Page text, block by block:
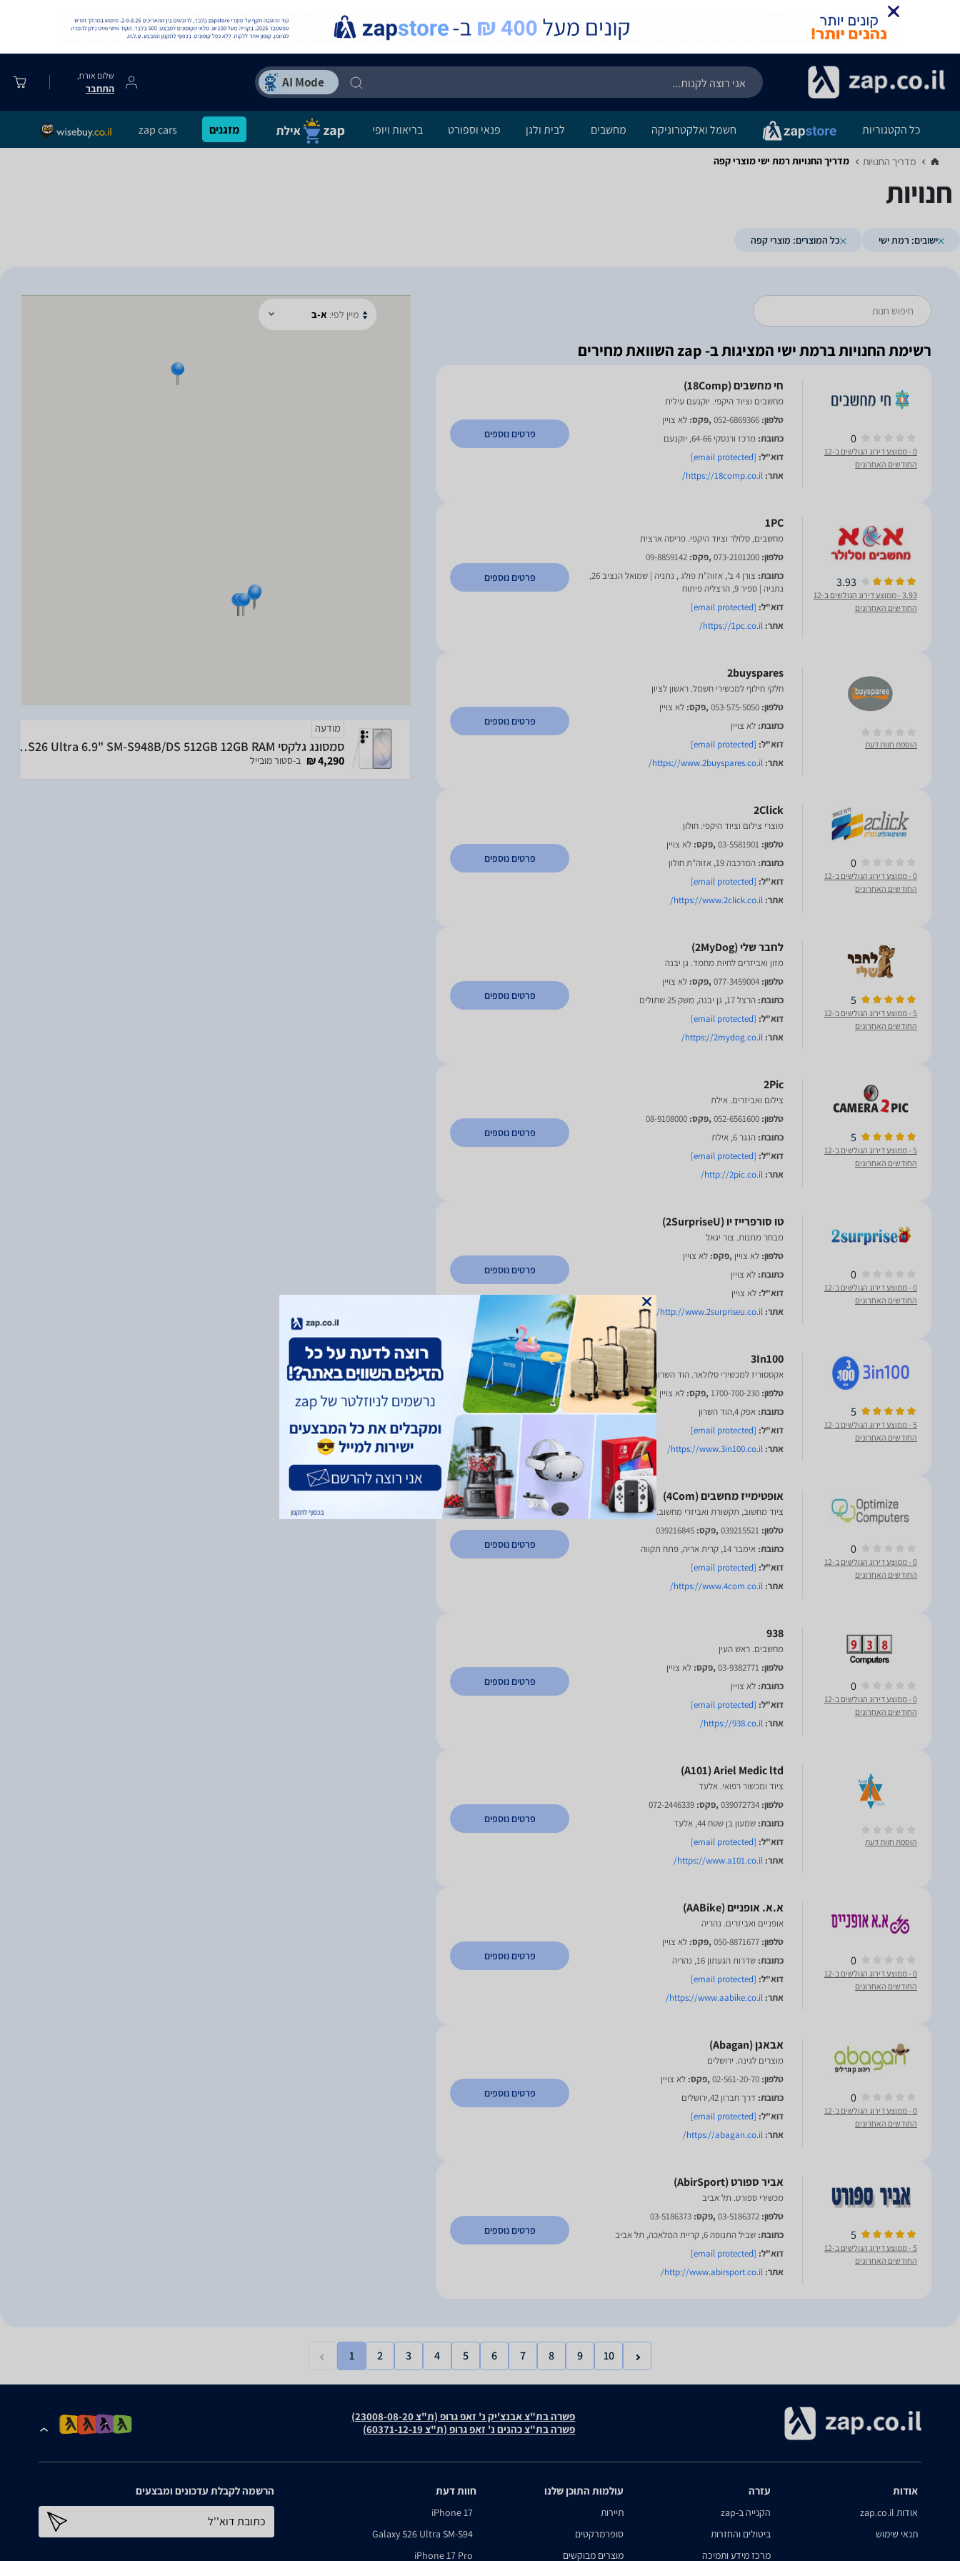
שלום אורח,
התחבר
כל הקטגוריות חשמל ואלקטרוניקה מחשבים לבית ולגן פנאי וספורט בריאות ויופי מזגנים zap cars
מדריך החנויות‏ מדריך החנויות ‏רמת ישי ‏מוצרי קפה
חנויות
ישובים: רמת ישי כל המוצרים: מוצרי קפה
מיין לפי: א-ב
רשימת החנויות ברמת ישי המציגות ב- zap השוואת מחירים
0
0
- ממוצע דירוג הגולשים ב-12
החודשים האחרונים
מחשבים וציוד היקפי. יוקנעם עילית
טלפון: 052-6869366,פקס: לא צויין
כתובת: מרכז ורנסקי 64-66, יוקנעם
דוא"ל: [email protected]
אתר: https://18comp.co.il/
פרטים נוספים
3.93
3.93
- ממוצע דירוג הגולשים ב-12
החודשים האחרונים
1PC
מחשבים, סלולר וציוד היקפי. פריסה ארצית
טלפון: 073-2101200,פקס: 09-8859142
כתובת:
צורן 4 ב', אזוה"ת פולג , נתניה | שמואל הנציב 26,
נתניה | ספיר 9, הרצליה פיתוח
דוא"ל: [email protected]
אתר: https://1pc.co.il/
פרטים נוספים
הוספת חוות דעת
2buyspares
חלקי חילוף למכשירי חשמל. ראשון לציון
טלפון: 053-575-5050,פקס: לא צויין
כתובת: לא צויין
דוא"ל: [email protected]
אתר: https://www.2buyspares.co.il/
פרטים נוספים
0
0
- ממוצע דירוג הגולשים ב-12
החודשים האחרונים
2Click
מוצרי צילום וציוד היקפי. חולון
טלפון: 03-5581901,פקס: לא צויין
כתובת: המרכבה 19, אזוה"ת חולון
דוא"ל: [email protected]
אתר: https://www.2click.co.il/
פרטים נוספים
5
5
- ממוצע דירוג הגולשים ב-12
החודשים האחרונים
מזון ואביזרים לחיות מחמד. גן יבנה
טלפון: 077-3459004,פקס: לא צויין
כתובת: הרצל 17, גן יבנה, משק 25 שתולים
דוא"ל: [email protected]
אתר: https://2mydog.co.il/
פרטים נוספים
5
5
- ממוצע דירוג הגולשים ב-12
החודשים האחרונים
2Pic
צילום ואביזרים. אילת
טלפון: 052-6561600,פקס: 08-9108000
כתובת: הנגר 6, אילת
דוא"ל: [email protected]
אתר: http://2pic.co.il/
פרטים נוספים
0
0
- ממוצע דירוג הגולשים ב-12
החודשים האחרונים
מבחר מתנות. צור יגאל
טלפון: לא צויין ,פקס: לא צויין
כתובת: לא צויין
דוא"ל: לא צויין
אתר: http://www.2surpriseu.co.il/
פרטים נוספים
5
5
- ממוצע דירוג הגולשים ב-12
החודשים האחרונים
3In100
אקססוריז למכשירי סלולאר. הוד השרון
טלפון: 1700-700-230,פקס: לא צויין
כתובת: אפק 4,הוד השרון
דוא"ל: [email protected]
אתר: https://www.3in100.co.il/
פרטים נוספים
0
0
- ממוצע דירוג הגולשים ב-12
החודשים האחרונים
ציוד מחשוב, תקשורת ואביזרי מחשוב. פתח תקווה
טלפון: 039215521,פקס: 039216845
כתובת: אימבר 14, קרית אריה, פתח תקווה
דוא"ל: [email protected]
אתר: https://www.4com.co.il/
פרטים נוספים
0
0
- ממוצע דירוג הגולשים ב-12
החודשים האחרונים
938
מחשבים. ראש העין
טלפון: 03-9382771,פקס: לא צויין
כתובת: לא צויין
דוא"ל: [email protected]
אתר: https://938.co.il/
פרטים נוספים
הוספת חוות דעת
‎Ariel Medic ltd‎ ‏(A101)
ציוד ומכשור רפואי. אלעד
טלפון: 039072734,פקס: 072-2446339
כתובת: שמעון בן שטח 44, אלעד
דוא"ל: [email protected]
אתר: https://www.a101.co.il/
פרטים נוספים
0
0
- ממוצע דירוג הגולשים ב-12
החודשים האחרונים
אופניים ואביזרים. נהריה
טלפון: 050-8871677,פקס: לא צויין
כתובת: שדרות הגעתון 16, נהריה
דוא"ל: [email protected]
אתר: https://www.aabike.co.il/
פרטים נוספים
0
0
- ממוצע דירוג הגולשים ב-12
החודשים האחרונים
מוצרים לגינה. ירושלים
טלפון: 02-561-20-70,פקס: לא צויין
כתובת: דרך חברון 42,ירושלים
דוא"ל: [email protected]
אתר: https://abagan.co.il/
פרטים נוספים
5
5
- ממוצע דירוג הגולשים ב-12
החודשים האחרונים
מכשירי ספורט. תל אביב
טלפון: 03-5186372,פקס: 03-5186373
כתובת: שביל התנופה 6, קריית המלאכה, תל אביב
דוא"ל: [email protected]
אתר: http://www.abirsport.co.il/
פרטים נוספים
מודעה
סמסונג גלקסי Samsung Galaxy S26 Ultra 6.9" SM-S948B/DS 512GB 12GB RAM
4,290 ₪ ב-סטור מובייל
1 2 3 4 5 6 7 8 9 10
פשרה בת"צ אבנצ'יק נ' זאפ גרופ (ת"צ 23008-08-20)
פשרה בת"צ כהנים נ' זאפ גרופ (ת"צ 60371-12-19)
אודות
אודות zap.co.il
תנאי שימוש
עזרה
הקנייה ב-zap
ביטולים והחזרות
מרכז מידע ותמיכה
עולמות התוכן שלנו
תיירות
סופרמרקטים
מוצרים מבוקשים
חוות דעת
iPhone 17
Galaxy S26 Ultra SM-S94
iPhone 17 Pro
הרשמה לקבלת עדכונים ומבצעים
כתובת דוא''ל